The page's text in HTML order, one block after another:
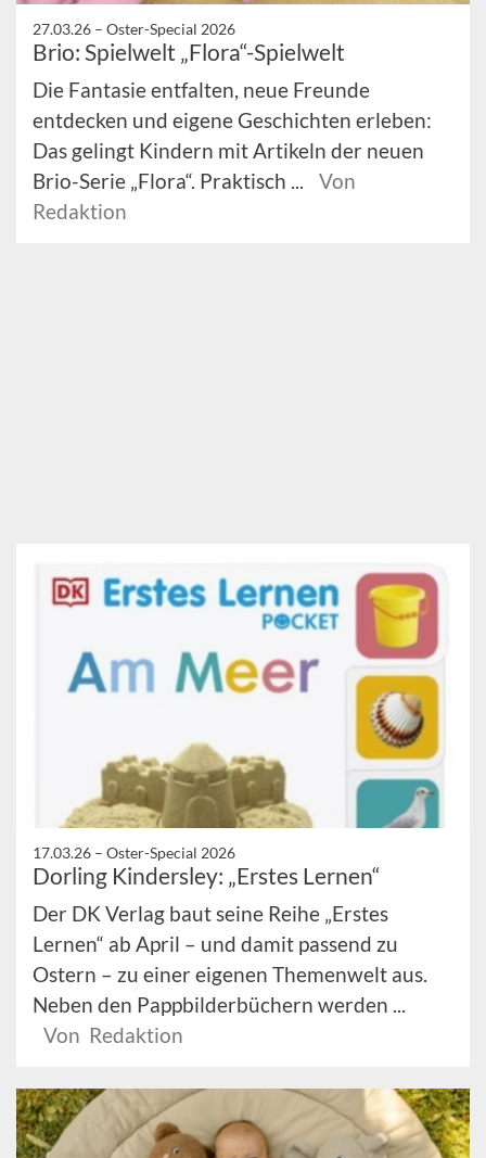
27.03.26 – Oster-Special 2026
Brio: Spielwelt „Flora“-Spielwelt
Die Fantasie entfalten, neue Freunde
entdecken und eigene Geschichten erleben:
Das gelingt Kindern mit Artikeln der neuen
Brio-Serie „Flora“. Praktisch ...
Von
Redaktion
17.03.26 – Oster-Special 2026
Dorling Kindersley: „Erstes Lernen“
Der DK Verlag baut seine Reihe „Erstes
Lernen“ ab April – und damit passend zu
Ostern – zu einer eigenen Themenwelt aus.
Neben den Pappbilderbüchern werden ...
Von Redaktion